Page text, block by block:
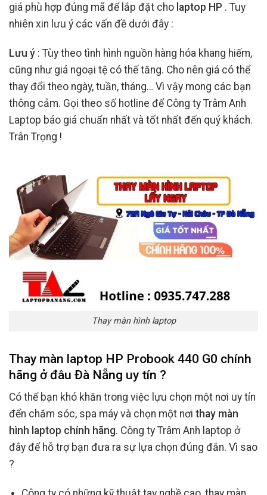
giá phù hợp đúng mã để lắp đặt cho laptop HP . Tuy
nhiên xin lưu ý các vấn đề dưới đây :
Lưu ý : Tùy theo tình hình nguồn hàng hóa khang hiếm,
cũng như giá ngoại tệ có thế tăng. Cho nên giá có thể
thay đổi theo ngày, tuần, tháng… Vì vậy mong các bạn
thông cảm. Gọi theo số hotline để Công ty Trâm Anh
Laptop báo giá chuẩn nhất và tốt nhất đến quý khách.
Trân Trọng !
Thay màn hình laptop
Thay màn laptop HP Probook 440 G0 chính
hãng ở đâu Đà Nẵng uy tín ?
Có thể bạn khó khăn trong việc lựu chọn một nơi uy tín
đển chăm sóc, spa máy và chọn một nơi thay màn
hình laptop chính hãng. Công ty Trâm Anh laptop ở
đây để hỗ trợ bạn đưa ra sự lựa chọn đúng đắn. Vì sao
?